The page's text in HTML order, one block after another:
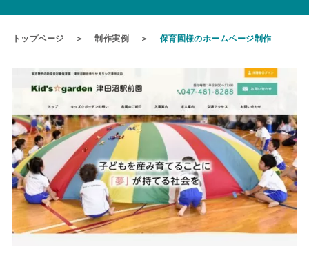
トップページ ＞制作実例 ＞ 保育園様のホームページ制作